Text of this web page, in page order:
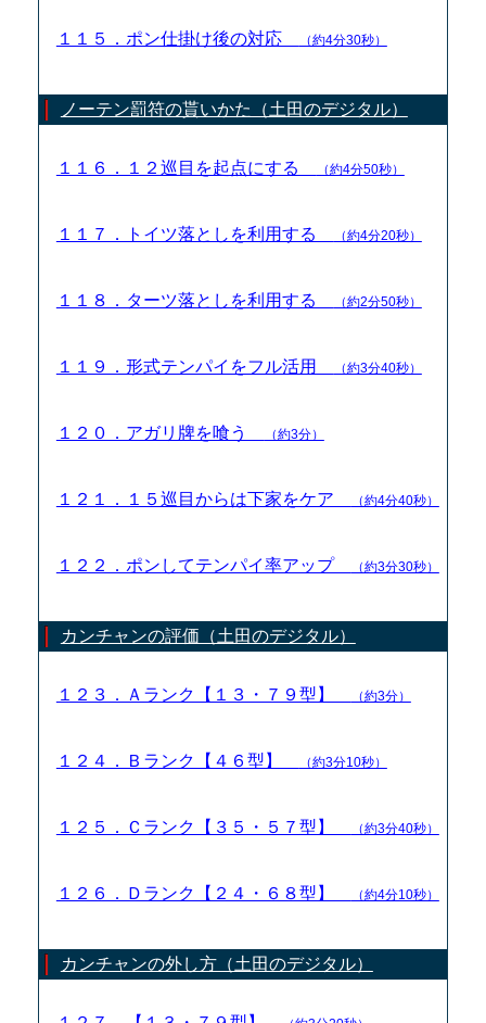
１１５．ポン仕掛け後の対応 （約4分30秒）
ノーテン罰符の貰いかた（土田のデジタル）
１１６．１２巡目を起点にする （約4分50秒）
１１７．トイツ落としを利用する （約4分20秒）
１１８．ターツ落としを利用する （約2分50秒）
１１９．形式テンパイをフル活用 （約3分40秒）
１２０．アガリ牌を喰う （約3分）
１２１．１５巡目からは下家をケア （約4分40秒）
１２２．ポンしてテンパイ率アップ （約3分30秒）
カンチャンの評価（土田のデジタル）
１２３．Ａランク【１３・７９型】 （約3分）
１２４．Ｂランク【４６型】 （約3分10秒）
１２５．Ｃランク【３５・５７型】 （約3分40秒）
１２６．Ｄランク【２４・６８型】 （約4分10秒）
カンチャンの外し方（土田のデジタル）